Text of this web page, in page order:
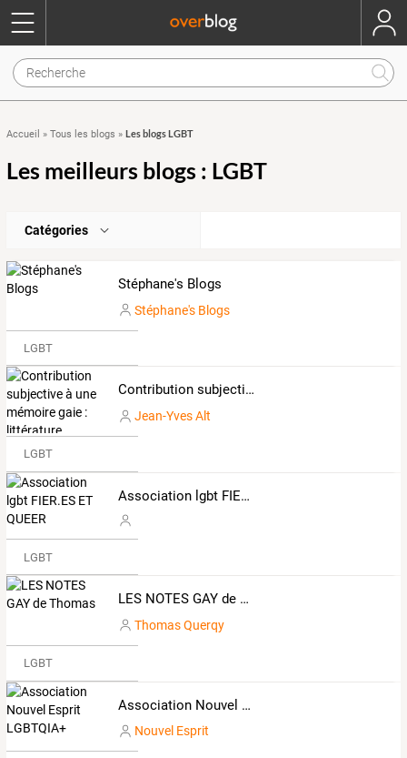
Accueil » Tous les blogs » Les blogs LGBT
Les meilleurs blogs : LGBT
Catégories
Stéphane's Blogs
Stéphane's Blogs
LGBT
Contribution subjective à une mémoire gaie : littérature, cinéma, arts, histoire...
Jean-Yves Alt
LGBT
Association lgbt FIER.ES ET QUEER
LGBT
LES NOTES GAY de Thomas
Thomas Querqy
LGBT
Association Nouvel Esprit LGBTQIA+
Nouvel Esprit